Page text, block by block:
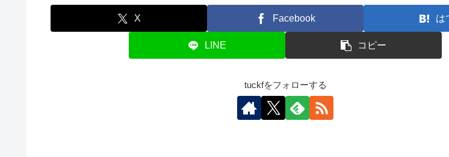
X Facebook は
LINE コピー
tuckfをフォローする